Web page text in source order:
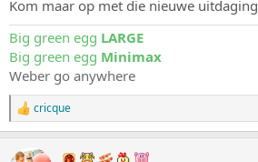
Kom maar op met die nieuwe uitdaging
Big green egg LARGE
Big green egg Minimax
Weber go anywhere
W
a
r
cricque